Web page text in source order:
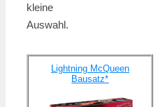
kleine
Auswahl.
Lightning McQueen
Bausatz*